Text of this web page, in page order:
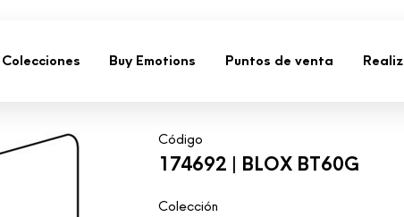
Colecciones Buy Emotions Puntos de venta
Código
174692 | BLOX BT60G
Colección